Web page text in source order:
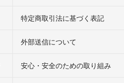
特定商取引法に基づく表記
外部送信について
安心・安全のための取り組み